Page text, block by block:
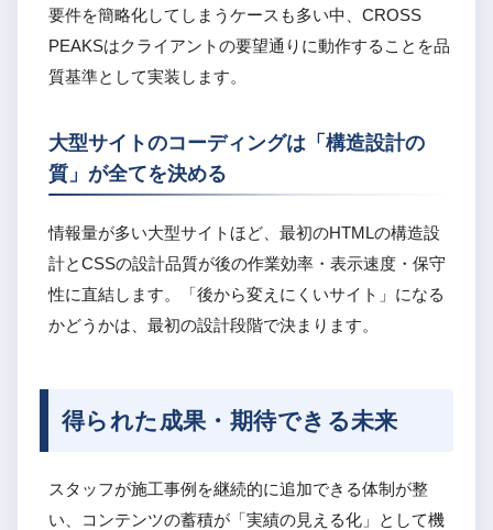
要件を簡略化してしまうケースも多い中、CROSS
PEAKSはクライアントの要望通りに動作することを品
質基準として実装します。
大型サイトのコーディングは「構造設計の
質」が全てを決める
情報量が多い大型サイトほど、最初のHTMLの構造設
計とCSSの設計品質が後の作業効率・表示速度・保守
性に直結します。「後から変えにくいサイト」になる
かどうかは、最初の設計段階で決まります。
得られた成果・期待できる未来
スタッフが施工事例を継続的に追加できる体制が整
い、コンテンツの蓄積が「実績の見える化」として機